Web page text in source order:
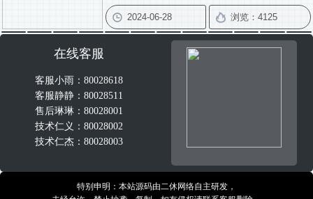
在线客服
客服小雨：80028618
客服静静：80028511
售后琳琳：80028001
技术仁义：80028002
技术仁杰：80028003
特别申明：本站源码由二休网络自主研发，